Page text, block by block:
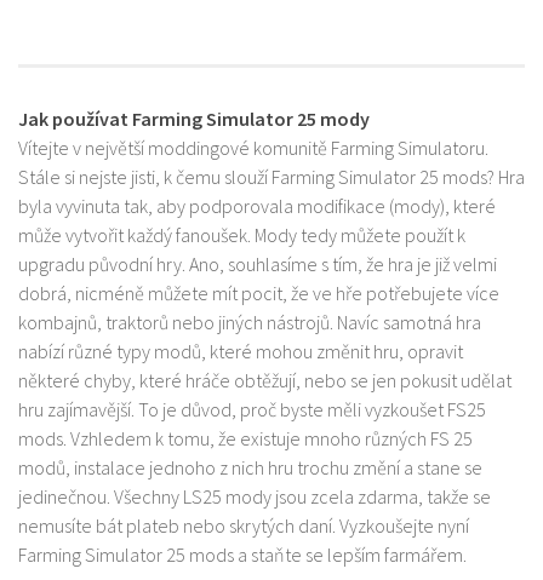
Jak používat Farming Simulator 25 mody
Vítejte v největší moddingové komunitě Farming Simulatoru.
Stále si nejste jisti, k čemu slouží Farming Simulator 25 mods? Hra
byla vyvinuta tak, aby podporovala modifikace (mody), které
může vytvořit každý fanoušek. Mody tedy můžete použít k
upgradu původní hry. Ano, souhlasíme s tím, že hra je již velmi
dobrá, nicméně můžete mít pocit, že ve hře potřebujete více
kombajnů, traktorů nebo jiných nástrojů. Navíc samotná hra
nabízí různé typy modů, které mohou změnit hru, opravit
některé chyby, které hráče obtěžují, nebo se jen pokusit udělat
hru zajímavější. To je důvod, proč byste měli vyzkoušet FS25
mods. Vzhledem k tomu, že existuje mnoho různých FS 25
modů, instalace jednoho z nich hru trochu změní a stane se
jedinečnou. Všechny LS25 mody jsou zcela zdarma, takže se
nemusíte bát plateb nebo skrytých daní. Vyzkoušejte nyní
Farming Simulator 25 mods a staňte se lepším farmářem.